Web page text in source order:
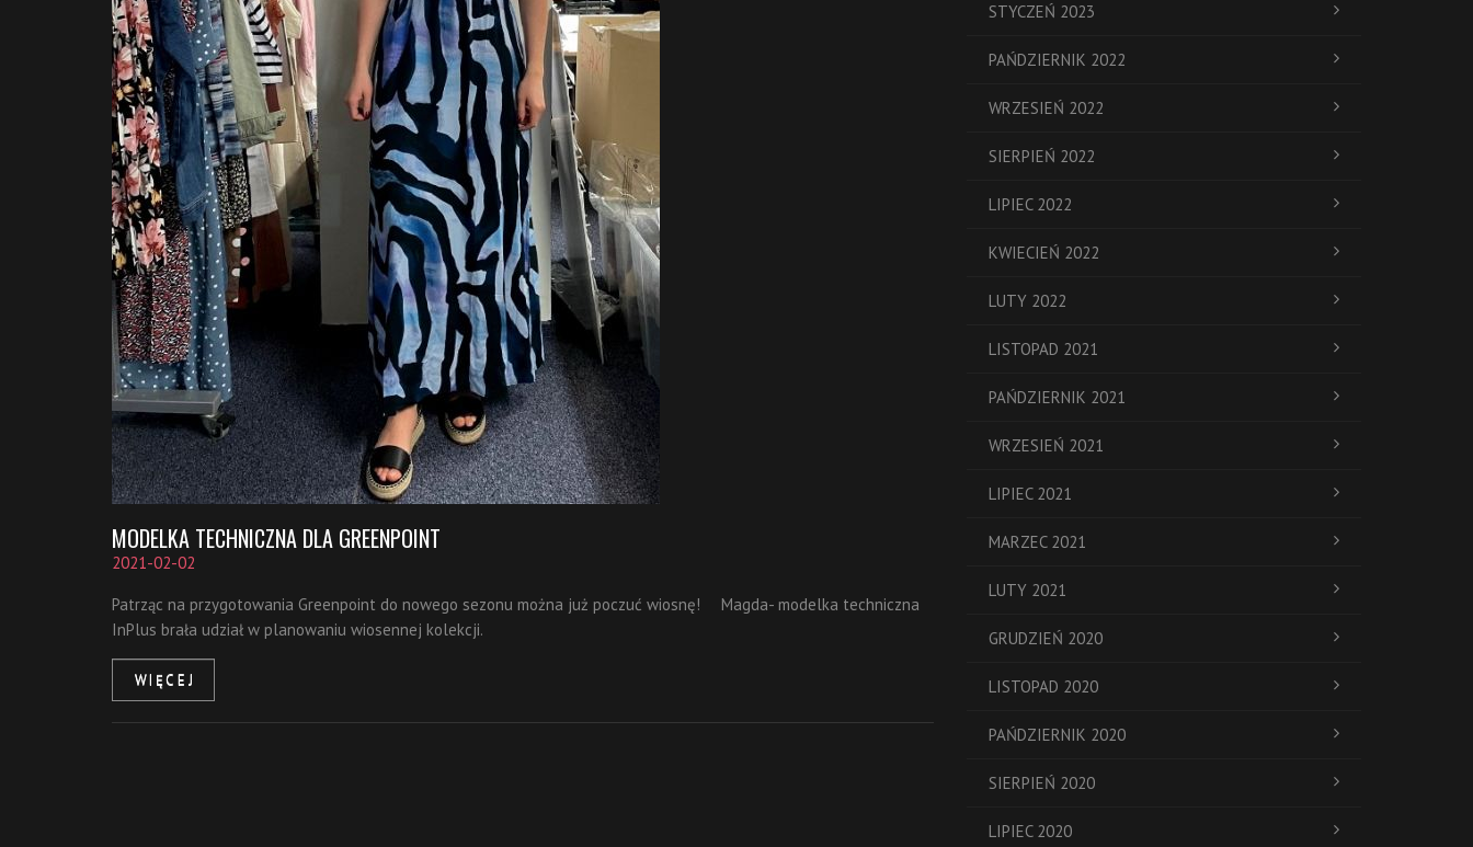
MODELKA TECHNICZNA DLA GREENPOINT
2021-02-02
Patrząc na przygotowania Greenpoint do nowego sezonu można już poczuć wiosnę! ⠀ Magda- modelka techniczna
InPlus brała udział w planowaniu wiosennej kolekcji.
WIĘCEJ
STYCZEŃ 2023
PAŃDZIERNIK 2022
WRZESIEŃ 2022
SIERPIEŃ 2022
LIPIEC 2022
KWIECIEŃ 2022
LUTY 2022
LISTOPAD 2021
PAŃDZIERNIK 2021
WRZESIEŃ 2021
LIPIEC 2021
MARZEC 2021
LUTY 2021
GRUDZIEŃ 2020
LISTOPAD 2020
PAŃDZIERNIK 2020
SIERPIEŃ 2020
LIPIEC 2020